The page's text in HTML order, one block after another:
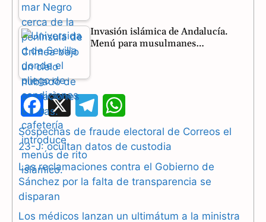
Invasión islámica de Andalucía.
Menú para musulmanes…
F
a
c
e
b
o
e
l
e
r
h
a
t
A
Sospechas de fraude electoral de Correos el
23-J: ocultan datos de custodia
Las reclamaciones contra el Gobierno de
Sánchez por la falta de transparencia se
disparan
Los médicos lanzan un ultimátum a la ministra